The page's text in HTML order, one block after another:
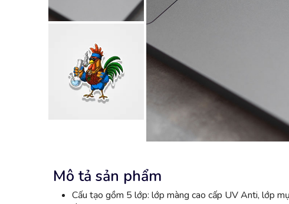
Mô tả sản phẩm
Cấu tạo gồm 5 lớp: lớp màng cao cấp UV Anti, lớp